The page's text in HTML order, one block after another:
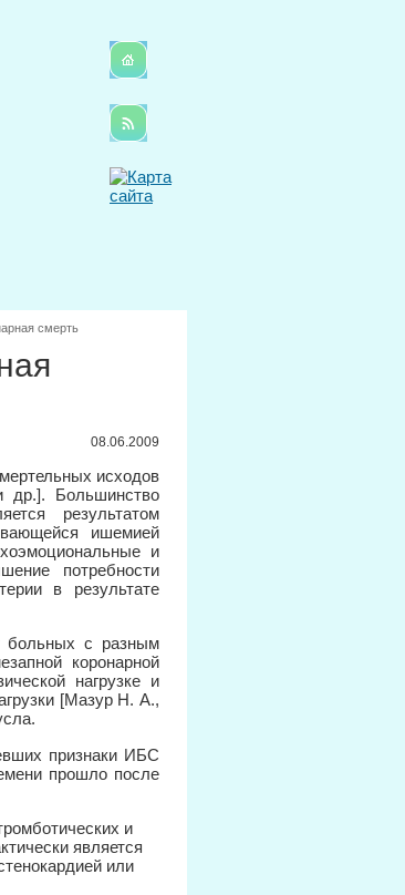
смерть
08.06.2009
исходов
Большинство
результатом
ишемией
и
потребности
в результате
больных с разным
коронарной
нагрузке и
[Мазур Н. А.,
признаки ИБС
прошло после
и
является
или